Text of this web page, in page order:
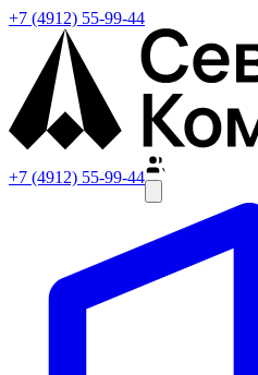
+7 (4912) 55-99-44
+7 (4912) 55-99-44